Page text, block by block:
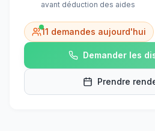
avant déduction des aides
11 demandes aujourd'hui
Demander les
Prendre